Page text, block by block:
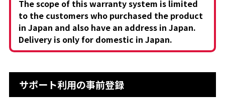
The scope of this warranty system is limited
to the customers who purchased the product
in Japan and also have an address in Japan.
Delivery is only for domestic in Japan.
サポート利用の事前登録